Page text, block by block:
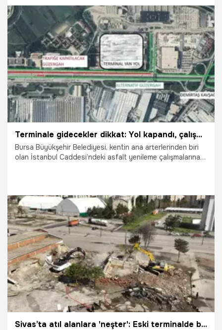
7.05.2026 Antalya
Terminale gidecekler dikkat: Yol kapandı, çalışma bugün başladı!
Bursa Büyükşehir Belediyesi, kentin ana arterlerinden biri
olan İstanbul Caddesi’ndeki asfalt yenileme çalışmalarına
5.05.2026 Bursa
Sivas’ta atıl alanlara 'neşter': Eski terminalde büyük yıkım başladı